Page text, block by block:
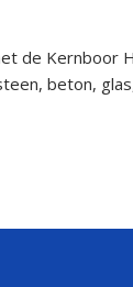
de Kernboor
beton,